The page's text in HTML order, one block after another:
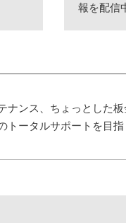
報を配信
ナンス、ちょっとした
トータルサポートを目